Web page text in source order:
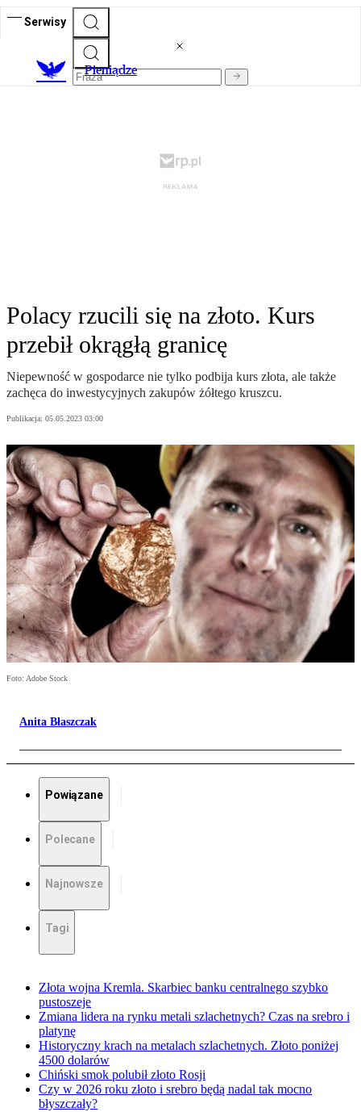
Serwisy
Pieniądze
Polacy rzucili się na złoto. Kurs
przebił okrągłą granicę
Niepewność w gospodarce nie tylko podbija kurs złota, ale także
zachęca do inwestycyjnych zakupów żółtego kruszcu.
Publikacja: 05.05.2023 03:00
Foto: Adobe Stock
Anita Błaszczak
Powiązane
Polecane
Najnowsze
Tagi
Złota wojna Kremla. Skarbiec banku centralnego szybko
pustoszeje
Zmiana lidera na rynku metali szlachetnych? Czas na srebro i
platynę
Historyczny krach na metalach szlachetnych. Złoto poniżej
4500 dolarów
Chiński smok polubił złoto Rosji
Czy w 2026 roku złoto i srebro będą nadal tak mocno
błyszczały?